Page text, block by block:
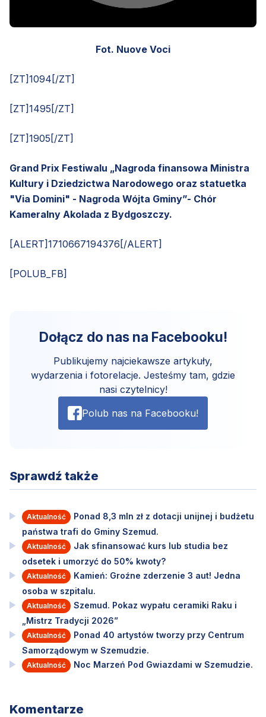
Fot. Nuove Voci
[ZT]1094[/ZT]
[ZT]1495[/ZT]
[ZT]1905[/ZT]
Grand Prix Festiwalu „Nagroda finansowa Ministra
Kultury i Dziedzictwa Narodowego oraz statuetka
"Via Domini" - Nagroda Wójta Gminy”- Chór
Kameralny Akolada z Bydgoszczy.
[ALERT]1710667194376[/ALERT]
[POLUB_FB]
Dołącz do nas na Facebooku!
Publikujemy najciekawsze artykuły,
wydarzenia i fotorelacje. Jesteśmy tam, gdzie
nasi czytelnicy!
Polub nas na Facebooku!
Sprawdź także
Aktualność
Ponad 8,3 mln zł z dotacji unijnej i budżetu
państwa trafi do Gminy Szemud.
Aktualność
Jak sfinansować kurs lub studia bez
odsetek i umorzyć do 50% kwoty?
Aktualność
Kamień: Groźne zderzenie 3 aut! Jedna
osoba w szpitalu.
Aktualność
Szemud. Pokaz wypału ceramiki Raku i
„Mistrz Tradycji 2026”
Aktualność
Ponad 40 artystów tworzy przy Centrum
Samorządowym w Szemudzie.
Aktualność Noc Marzeń Pod Gwiazdami w Szemudzie.
Komentarze